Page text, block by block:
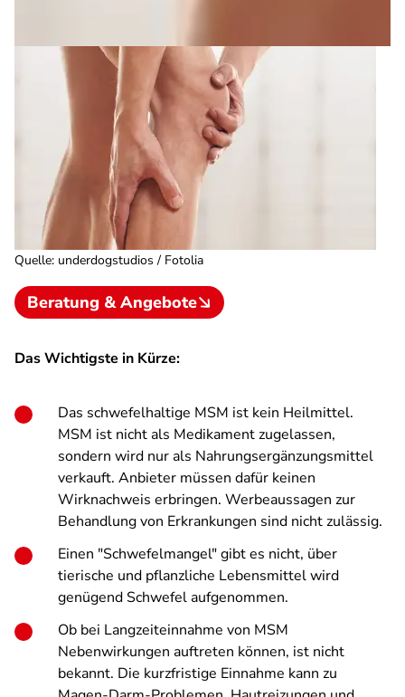
Quelle: underdogstudios / Fotolia
Beratung & Angebote
Das Wichtigste in Kürze:
Das schwefelhaltige MSM ist kein Heilmittel.
MSM ist nicht als Medikament zugelassen,
sondern wird nur als Nahrungsergänzungsmittel
verkauft. Anbieter müssen dafür keinen
Wirknachweis erbringen. Werbeaussagen zur
Behandlung von Erkrankungen sind nicht zulässig.
Einen "Schwefelmangel" gibt es nicht, über
tierische und pflanzliche Lebensmittel wird
genügend Schwefel aufgenommen.
Ob bei Langzeiteinnahme von MSM
Nebenwirkungen auftreten können, ist nicht
bekannt. Die kurzfristige Einnahme kann zu